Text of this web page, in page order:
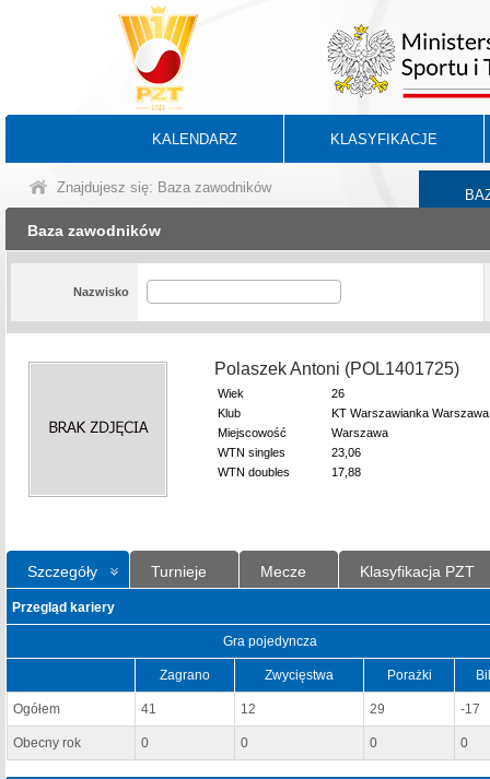
KALENDARZ KLASYFIKACJE
Znajdujesz się: Baza zawodników
Baza zawodników
Nazwisko
Polaszek Antoni (POL1401725)
Wiek
26
Klub
KT Warszawianka Warszawa
Miejscowość
Warszawa
WTN singles
23,06
WTN doubles
17,88
Szczegóły Turnieje Mecze Klasyfikacja PZT
Przegląd kariery
Gra pojedyncza
Zagrano Zwycięstwa Porażki
Ogółem 41 12 29 -17
Obecny rok 0 0 0 0